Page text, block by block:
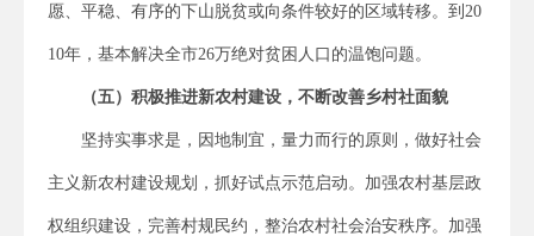
愿、平稳、有序的下山脱贫或向条件较好的区域转移。到20
10年，基本解决全市26万绝对贫困人口的温饱问题。
（五）积极推进新农村建设，不断改善乡村社面貌
坚持实事求是，因地制宜，量力而行的原则，做好社会
主义新农村建设规划，抓好试点示范启动。加强农村基层政
权组织建设，完善村规民约，整治农村社会治安秩序。加强